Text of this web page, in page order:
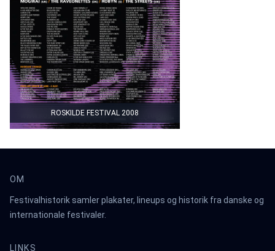
ROSKILDE FESTIVAL 2008
OM
Festivalhistorik samler plakater, lineups og historik fra danske og
internationale festivaler.
LINKS